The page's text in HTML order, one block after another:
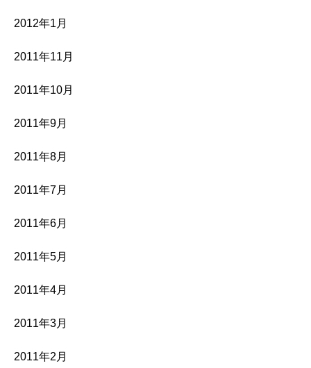
2012年1月
2011年11月
2011年10月
2011年9月
2011年8月
2011年7月
2011年6月
2011年5月
2011年4月
2011年3月
2011年2月